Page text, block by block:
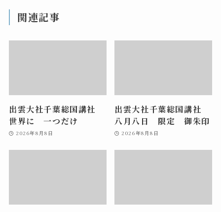
関連記事
出雲大社千葉総国講社
世界に 一つだけ
2026年8月8日
出雲大社千葉総国講社
八月八日 限定 御朱印
2026年8月8日